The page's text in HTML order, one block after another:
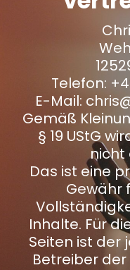
Telefon:
E-Mail:
Gemäß
§ 19 UStG
nicht
Das ist eine
Gewähr
Inhalte. Für
Seiten ist der
Betreiber